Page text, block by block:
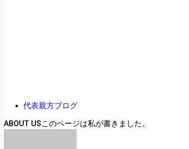
代表親方ブログ
ABOUT US